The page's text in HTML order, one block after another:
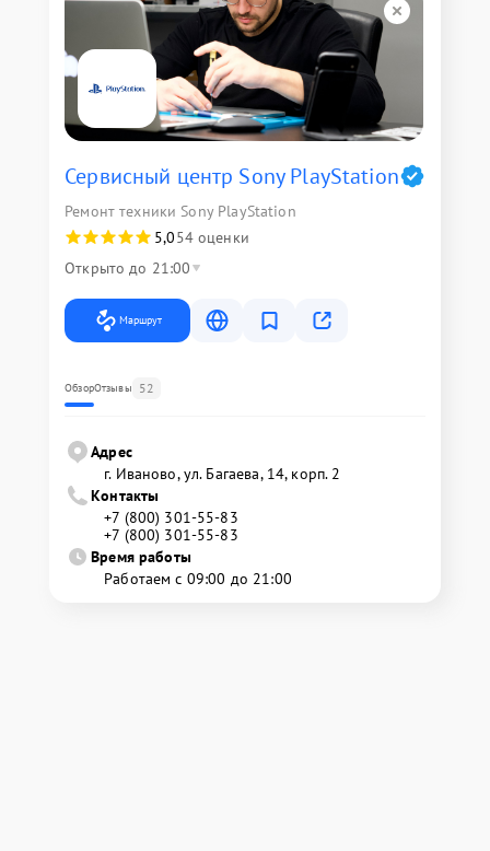
Сервисный центр Sony PlayStation
Ремонт техники Sony PlayStation
5,054 оценки
Открыто до 21:00
Маршрут
ОбзорОтзывы 52
Адрес
г. Иваново, ул. Багаева, 14, корп. 2
Контакты
+7 (800) 301-55-83
+7 (800) 301-55-83
Время работы
Работаем с 09:00 до 21:00